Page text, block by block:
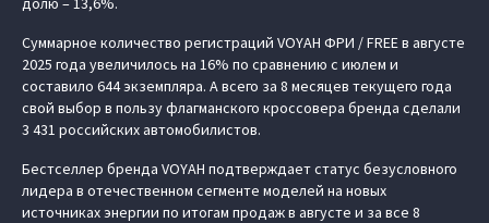
Суммарное количество регистраций VOYAH ФРИ / FREE в августе
2025 года увеличилось на 16% по сравнению с июлем и
составило 644 экземпляра. А всего за 8 месяцев текущего года
свой выбор в пользу флагманского кроссовера бренда сделали
3 431 российских автомобилистов.
Бестселлер бренда VOYAH подтверждает статус безусловного
лидера в отечественном сегменте моделей на новых
источниках энергии по итогам продаж в августе и за все 8